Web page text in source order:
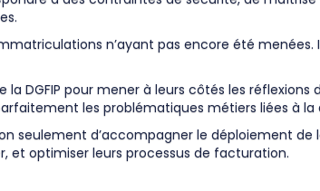
n’ayant pas encore été
la DGFIP pour mener à leurs côtés les
les problématiques métiers liées à
seulement d’accompagner le déploiement de
et optimiser leurs processus de facturation.